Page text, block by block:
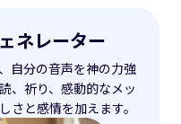
ネレーター
自分の音声を神の力強
、祈り、感動的なメッ
さと感情を加えます。